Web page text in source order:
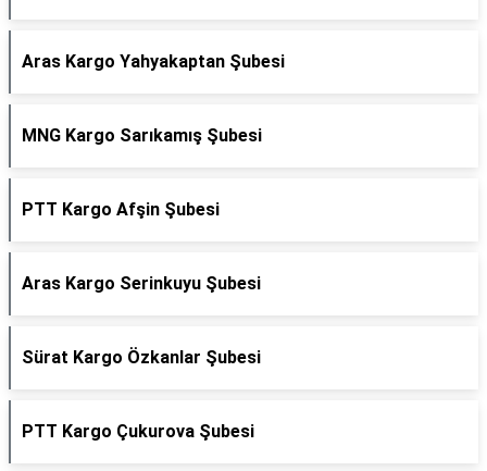
Aras Kargo Yahyakaptan Şubesi
MNG Kargo Sarıkamış Şubesi
PTT Kargo Afşin Şubesi
Aras Kargo Serinkuyu Şubesi
Sürat Kargo Özkanlar Şubesi
PTT Kargo Çukurova Şubesi